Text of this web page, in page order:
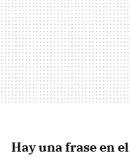
Hay una frase en el